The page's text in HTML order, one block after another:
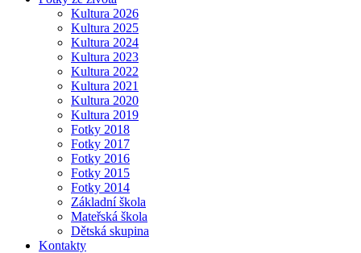
Kultura 2026
Kultura 2025
Kultura 2024
Kultura 2023
Kultura 2022
Kultura 2021
Kultura 2020
Kultura 2019
Fotky 2018
Fotky 2017
Fotky 2016
Fotky 2015
Fotky 2014
Základní škola
Mateřská škola
Dětská skupina
Kontakty